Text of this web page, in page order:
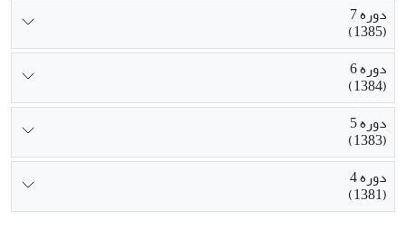
دوره 7
(1385)
دوره 6
(1384)
دوره 5
(1383)
دوره 4
(1381)